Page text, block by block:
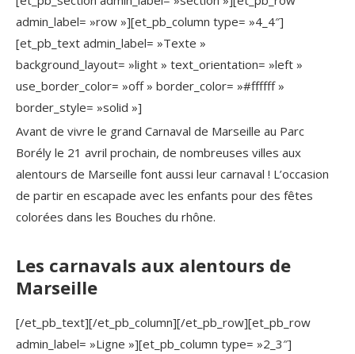
admin_label= »row »][et_pb_column type= »4_4″]
[et_pb_text admin_label= »Texte »
background_layout= »light » text_orientation= »left »
use_border_color= »off » border_color= »#ffffff »
border_style= »solid »]
Avant de vivre le grand Carnaval de Marseille au Parc
Borély le 21 avril prochain, de nombreuses villes aux
alentours de Marseille font aussi leur carnaval ! L’occasion
de partir en escapade avec les enfants pour des fêtes
colorées dans les Bouches du rhône.
Les carnavals aux alentours de
Marseille
[/et_pb_text][/et_pb_column][/et_pb_row][et_pb_row
admin_label= »Ligne »][et_pb_column type= »2_3″]